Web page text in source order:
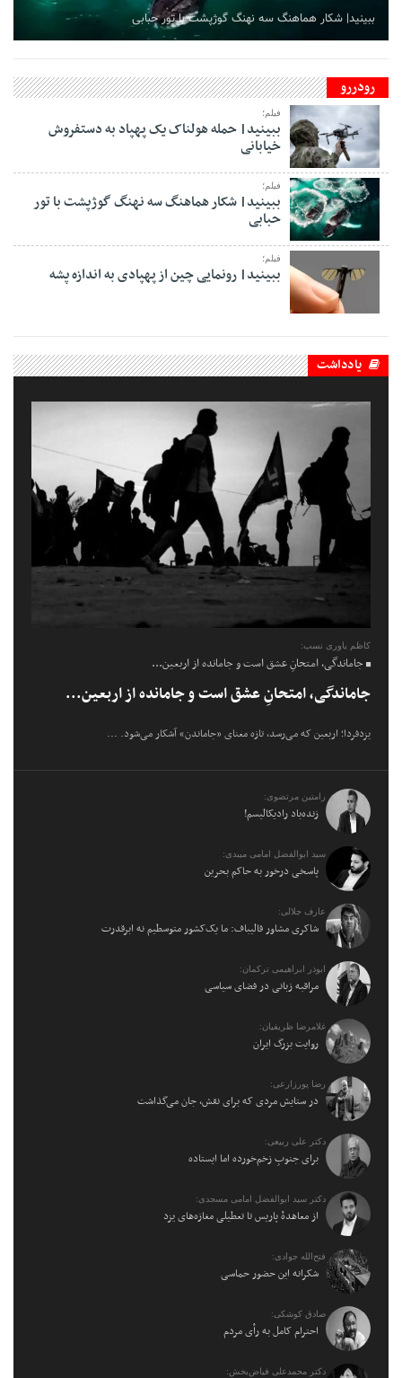
ببینید| شکار هماهنگ سه نهنگ گوژپشت با تور حبابی
رودررو
فیلم؛
ببینید| حمله هولناک یک پهپاد به دستفروش
خیابانی
فیلم؛
ببینید| شکار هماهنگ سه نهنگ گوژپشت با تور
حبابی
فیلم؛
ببینید| رونمایی چین از پهپادی به اندازه پشه
یادداشت
کاظم یاوری نسب:
جاماندگی، امتحانِ عشق است و جامانده از اربعین...
جاماندگی، امتحانِ عشق است و جامانده از اربعین...
یزدفردا؛ اربعین که می‌رسد، تازه معنای «جاماندن» آشکار می‌شود. ...
رامتین مرتضوی:
زنده‌باد رادیکالیسم!
سید ابوالفضل امامی میبدی:
پاسخی درخور به حاکم بحرین
عارف جلالی:
شاکری مشاور قالیباف: ما یک‌کشور متوسطیم نه ابرقدرت
ابوذر ابراهیمی ترکمان:
مراقبه زبانی در فضای سیاسی
غلامرضا ظریفیان:
روایت بزرگ ایران
رضا پورزارعی:
در ستایش مردی که برای نقش، جان می‌گذاشت
دکتر علی ربیعی:
برای جنوبِ زخم‌خورده اما ایستاده
دکتر سید ابوالفضل امامی مسجدی:
از معاهدهٔ پاریس تا تعطیلی مغازه‌های یزد
فتح‌الله جوادی:
شکرانه این حضور حماسی
صادق کوشکی:
احترام کامل به رأی مردم
دکتر محمدعلی فیاض‌بخش: